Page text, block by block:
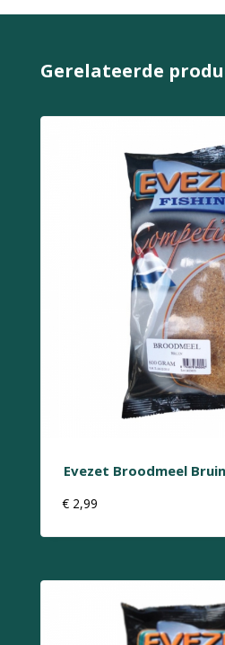
Gerelateerde
Evezet Broodmeel Bruin
€ 2,99